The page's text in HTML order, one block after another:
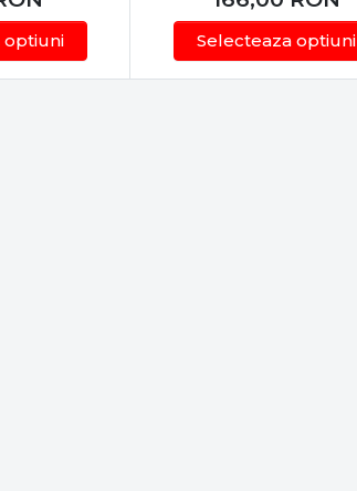
optiuni Selecteaza optiuni